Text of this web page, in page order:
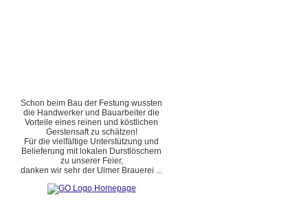
Schon beim Bau der Festung wussten
die Handwerker und Bauarbeiter die
Vorteile eines reinen und köstlichen
Gerstensaft zu schätzen!
Für die vielfältige Unterstützung und
Belieferung mit lokalen Durstlöschern
zu unserer Feier,
danken wir sehr der Ulmer Brauerei ...